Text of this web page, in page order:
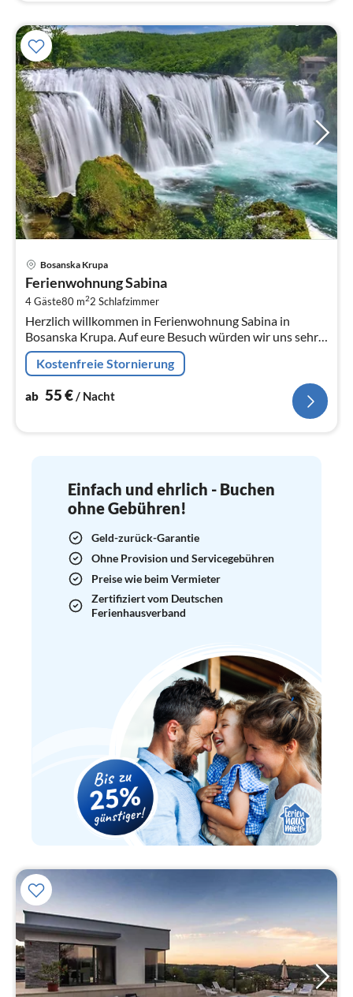
Bosanska Krupa
Ferienwohnung Sabina
4 Gäste80 m22 Schlafzimmer
Herzlich willkommen in Ferienwohnung Sabina in
Bosanska Krupa. Auf eure Besuch würden wir uns sehr
freuen.
Kostenfreie Stornierung
ab 55€/ Nacht
Einfach und ehrlich - Buchen
ohne Gebühren!
Geld-zurück-Garantie
Ohne Provision und Servicegebühren
Preise wie beim Vermieter
Zertifiziert vom Deutschen
Ferienhausverband